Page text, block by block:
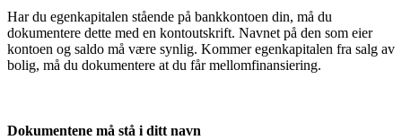
Har du egenkapitalen stående på bankkontoen din, må du
dokumentere dette med en kontoutskrift. Navnet på den som eier
kontoen og saldo må være synlig. Kommer egenkapitalen fra salg av
bolig, må du dokumentere at du får mellomfinansiering.
Dokumentene må stå i ditt navn